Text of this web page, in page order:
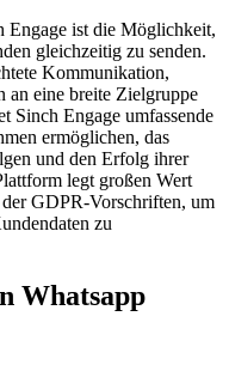
Engage ist die Möglichkeit,
gleichzeitig zu senden.
Kommunikation,
an eine breite Zielgruppe
Sinch Engage umfassende
ermöglichen, das
und den Erfolg ihrer
legt großen Wert
GDPR-Vorschriften, um
zu
Whatsapp